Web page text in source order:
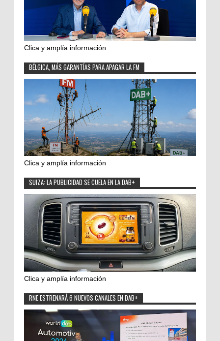
Clica y amplía información
BÉLGICA, MÁS GARANTÍAS PARA APAGAR LA FM
Clica y amplía información
SUIZA: LA PUBLICIDAD SE CUELA EN LA DAB+
Clica y amplía información
RNE ESTRENARÁ 6 NUEVOS CANALES EN DAB+